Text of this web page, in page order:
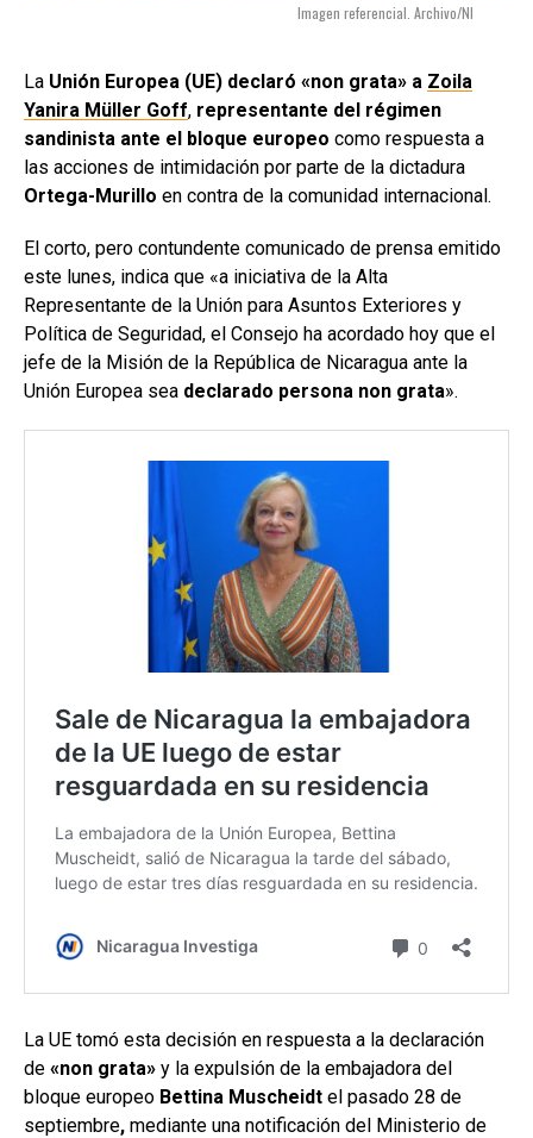
Imagen referencial. Archivo/NI
La Unión Europea (UE) declaró «non grata» a Zoila
Yanira Müller Goff, representante del régimen
sandinista ante el bloque europeo como respuesta a
las acciones de intimidación por parte de la dictadura
Ortega-Murillo en contra de la comunidad internacional.
El corto, pero contundente comunicado de prensa emitido
este lunes, indica que «a iniciativa de la Alta
Representante de la Unión para Asuntos Exteriores y
Política de Seguridad, el Consejo ha acordado hoy que el
jefe de la Misión de la República de Nicaragua ante la
Unión Europea sea declarado persona non grata».
La UE tomó esta decisión en respuesta a la declaración
de «non grata» y la expulsión de la embajadora del
bloque europeo Bettina Muscheidt el pasado 28 de
septiembre, mediante una notificación del Ministerio de